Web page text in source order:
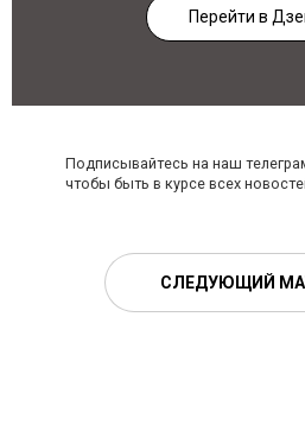
Перейти в
Подписывайтесь на наш
чтобы быть в курсе всех
СЛЕДУЮЩИЙ